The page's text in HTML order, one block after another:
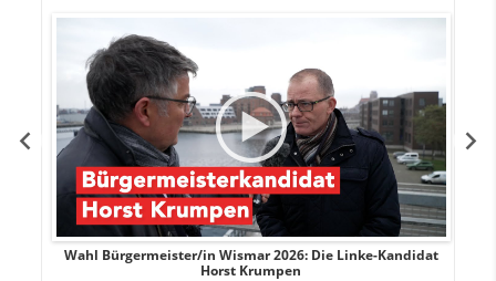
Wahl Bürgermeister/in Wismar 2026: Die Linke-Kandidat
Horst Krumpen